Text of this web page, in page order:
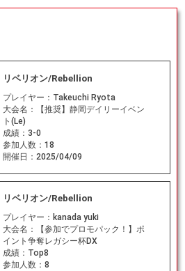
リベリオン/Rebellion
プレイヤー： Takeuchi Ryota
大会名：
【推奨】静岡デイリーイベン
ト(Le)
成績： 3-0
参加人数： 18
開催日： 2025/04/09
リベリオン/Rebellion
プレイヤー： kanada yuki
大会名：
【参加でプロモパック！】ポ
イント争奪レガシー杯DX
成績： Top8
参加人数： 8